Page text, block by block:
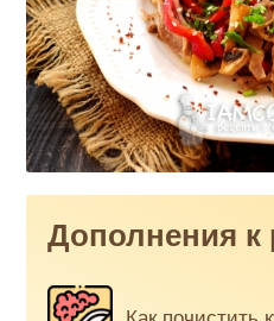
Дополнения к